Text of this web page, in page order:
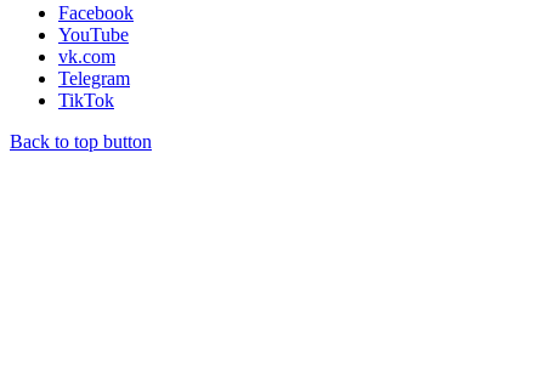
Facebook
YouTube
vk.com
Telegram
TikTok
Back to top button